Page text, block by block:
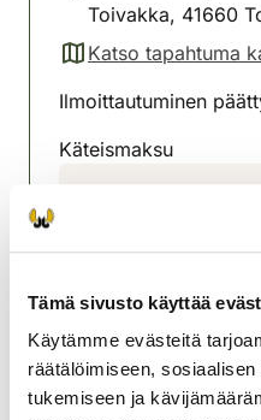
Tämä sivusto käyttää
Käytämme evästeitä
räätälöimiseen,
tukemiseen ja
Toivakka, 41660
Katso tapahtuma
(avautuu uuteen
Ilmoittautuminen
Käteismaksu